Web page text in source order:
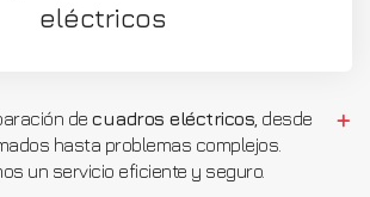
eléctricos
decuadros eléctricos , desde
hasta problemas complejos.
un servicio eficiente y seguro.